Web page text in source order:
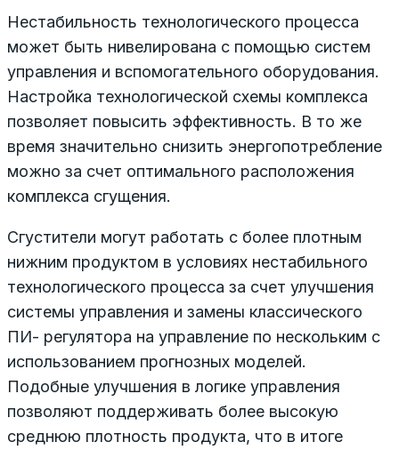
Нестабильность технологического процесса
может быть нивелирована с помощью систем
управления и вспомогательного оборудования.
Настройка технологической схемы комплекса
позволяет повысить эффективность. В то же
время значительно снизить энергопотребление
можно за счет оптимального расположения
комплекса сгущения.
Сгустители могут работать с более плотным
нижним продуктом в условиях нестабильного
технологического процесса за счет улучшения
системы управления и замены классического
ПИ- регулятора на управление по нескольким с
использованием прогнозных моделей.
Подобные улучшения в логике управления
позволяют поддерживать более высокую
среднюю плотность продукта, что в итоге